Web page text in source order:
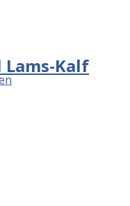
Lams-Kalf